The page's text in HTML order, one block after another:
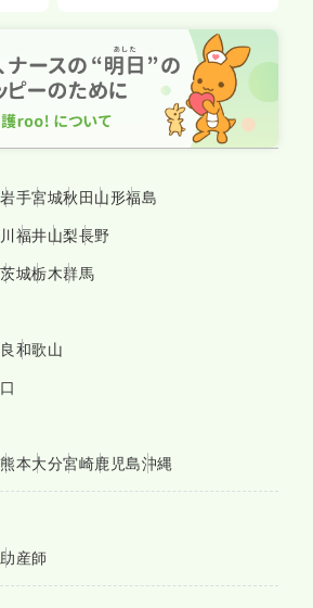
岩手宮城秋田山形福島
福井山梨長野
茨城栃木群馬
和歌山
熊本大分宮崎鹿児島沖縄
助産師